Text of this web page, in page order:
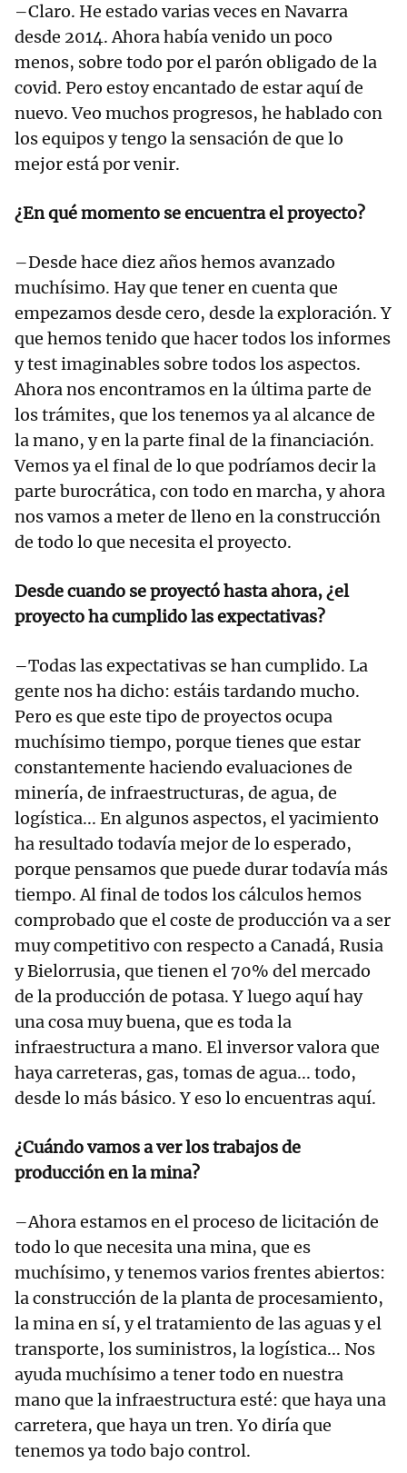
–Claro. He estado varias veces en Navarra
desde 2014. Ahora había venido un poco
menos, sobre todo por el parón obligado de la
covid. Pero estoy encantado de estar aquí de
nuevo. Veo muchos progresos, he hablado con
los equipos y tengo la sensación de que lo
mejor está por venir.
¿En qué momento se encuentra el proyecto?
–Desde hace diez años hemos avanzado
muchísimo. Hay que tener en cuenta que
empezamos desde cero, desde la exploración. Y
que hemos tenido que hacer todos los informes
y test imaginables sobre todos los aspectos.
Ahora nos encontramos en la última parte de
los trámites, que los tenemos ya al alcance de
la mano, y en la parte final de la financiación.
Vemos ya el final de lo que podríamos decir la
parte burocrática, con todo en marcha, y ahora
nos vamos a meter de lleno en la construcción
de todo lo que necesita el proyecto.
Desde cuando se proyectó hasta ahora, ¿el
proyecto ha cumplido las expectativas?
–Todas las expectativas se han cumplido. La
gente nos ha dicho: estáis tardando mucho.
Pero es que este tipo de proyectos ocupa
muchísimo tiempo, porque tienes que estar
constantemente haciendo evaluaciones de
minería, de infraestructuras, de agua, de
logística... En algunos aspectos, el yacimiento
ha resultado todavía mejor de lo esperado,
porque pensamos que puede durar todavía más
tiempo. Al final de todos los cálculos hemos
comprobado que el coste de producción va a ser
muy competitivo con respecto a Canadá, Rusia
y Bielorrusia, que tienen el 70% del mercado
de la producción de potasa. Y luego aquí hay
una cosa muy buena, que es toda la
infraestructura a mano. El inversor valora que
haya carreteras, gas, tomas de agua... todo,
desde lo más básico. Y eso lo encuentras aquí.
¿Cuándo vamos a ver los trabajos de
producción en la mina?
–Ahora estamos en el proceso de licitación de
todo lo que necesita una mina, que es
muchísimo, y tenemos varios frentes abiertos:
la construcción de la planta de procesamiento,
la mina en sí, y el tratamiento de las aguas y el
transporte, los suministros, la logística... Nos
ayuda muchísimo a tener todo en nuestra
mano que la infraestructura esté: que haya una
carretera, que haya un tren. Yo diría que
tenemos ya todo bajo control.